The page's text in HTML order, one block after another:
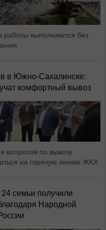
работы выполняются без
в Южно-Сахалинске:
комфортный вывоз
вопросов по вывозу
на горячую линию ЖКХ
семьи получили
Народной